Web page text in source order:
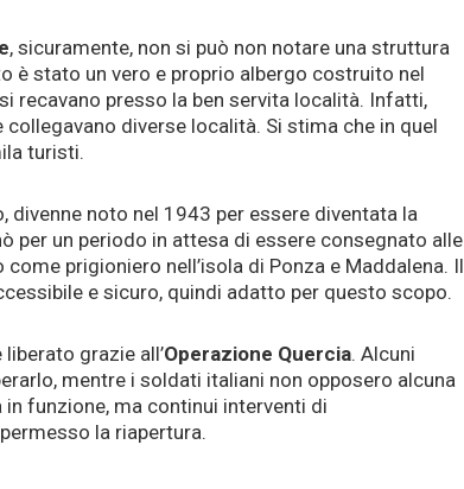
, sicuramente, non si può non notare una struttura
è stato un vero e proprio albergo costruito nel
recavano presso la ben servita località. Infatti,
collegavano diverse località. Si stima che in quel
turisti.
divenne noto nel 1943 per essere diventata la
per un periodo in attesa di essere consegnato alle
prigioniero nell’isola di Ponza e Maddalena. Il
e sicuro, quindi adatto per questo scopo.
grazie all’Operazione Quercia. Alcuni
mentre i soldati italiani non opposero alcuna
funzione, ma continui interventi di
la riapertura.